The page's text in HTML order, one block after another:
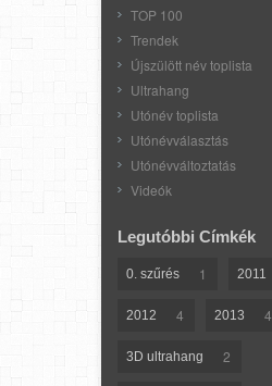
TOP 100
Trendek
Újszülött név toplista
Ultrahang
Utónév toplista
Utónévválasztás
Utónévváltoztatás
Videók
Legutóbbi Címkék
0. szűrés 1 2011
2012 4 2013 4
3D ultrahang 2